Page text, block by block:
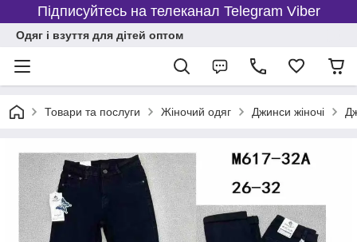
Підписуйтесь на телеканал Telegram Viber
Одяг і взуття для дітей оптом
Товари та послуги Жіночий одяг Джинси жіночі